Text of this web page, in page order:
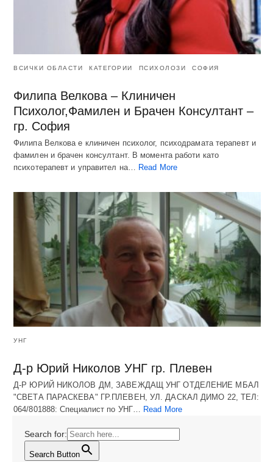
ВСИЧКИ ОБЛАСТИ КАТЕГОРИИ ПСИХОЛОЗИ СОФИЯ
Филипа Велкова – Клиничен
Психолог,Фамилен и Брачен Консултант –
гр. София
Филипа Велкова е клиничен психолог, психодрамата терапевт и
фамилен и брачен консултант. В момента работи като
психотерапевт и управител на…
Read More
УНГ
Д-р Юрий Николов УНГ гр. Плевен
Д-Р ЮРИЙ НИКОЛОВ ДМ, ЗАВЕЖДАЩ УНГ ОТДЕЛЕНИЕ МБАЛ
"СВЕТА ПАРАСКЕВА" ГР.ПЛЕВЕН, УЛ. ДАСКАЛ ДИМО 22, ТЕЛ:
064/801888: Специалист по УНГ… Read More
Search for:
Search Button